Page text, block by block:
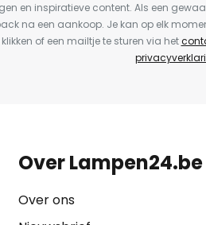
en inspiratieve content. Als een
na een aankoop. Je kan op elk
of een mailtje te sturen via het
Over Lampen24.be
Over ons